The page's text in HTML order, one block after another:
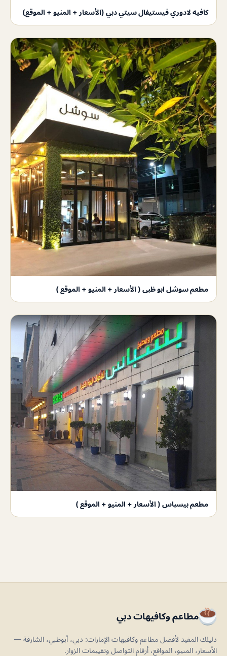
كافيه لادوري فيستيفال سيتي دبي (الأسعار + المنيو + الموقع)
مطعم سوشل ابو ظبى ( الأسعار + المنيو + الموقع )
مطعم بيسباس ( الأسعار + المنيو + الموقع )
مطاعم وكافيهات دبي
دليلك المفيد لأفضل مطاعم وكافيهات الإمارات: دبي، أبوظبي، الشارقة —
الأسعار، المنيو، المواقع، أرقام التواصل وتقييمات الزوار.